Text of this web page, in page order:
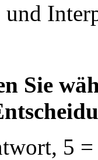
und
Sie
5